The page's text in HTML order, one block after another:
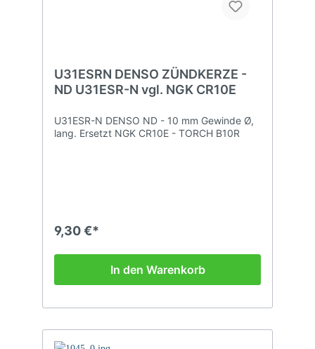
U31ESRN DENSO ZÜNDKERZE -
ND U31ESR-N vgl. NGK CR10E
U31ESR-N DENSO ND - 10 mm Gewinde Ø,
lang. Ersetzt NGK CR10E - TORCH B10R
9,30 €*
In den Warenkorb